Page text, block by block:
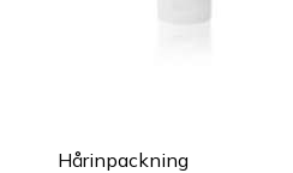
Hårinpackning